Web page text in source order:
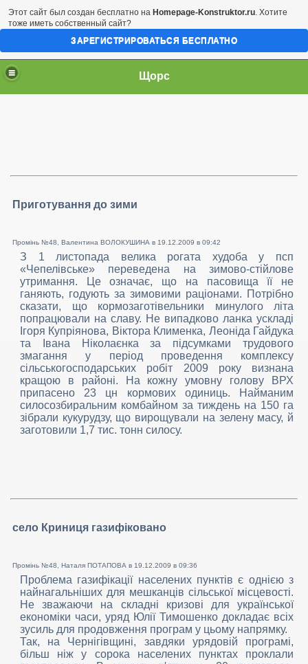
Щорс
Приготування до зими
Промінь №48, Валентина ВОЛОКУШИНА в 19.12.2009 в 09:42
З 1 листопада велика рогата худоба у псп
«Чепелівське» переведена на зимово-стійлове
утримання. Це означає, що на пасовища її не
ганяють, годують за зимовими раціонами. Потрібно
сказати, що кормозаготівельники минулого літа
попрацювали на славу. Не випадково ланка ускладі
Ігоря Купріянова, Віктора Клименка, Леоніда Гайдука
та Івана Ніколаєнка за підсумками трудового
змагання у період проведення комплексу
сільськогосподарських робіт 2009 року визнана
кращою в районі. На кожну умовну голову ВРХ
припасено 23 цн кормових одиниць. Найманим
силосозбиральним комбайном за тиждень на 150 га
зібрали кукурудзу, що вирощували на зелену масу, й
заготовили 1,7 тис. тонн силосу.
село Криниця газифіковано
Промінь №48, Наталя ПОТАПОВА в 19.12.2009 в 09:36
Проблема газифікації населених пунктів є однією з
найнагальніших для мешканців сільської місцевості.
Не зважаючи на складні кризові для української
економіки часи, уряд Юлії Тимошенко докладає всіх
зусиль для продовження програм у цьому напрямку.
Так, на Чернігівщині, завдяки урядовій програмі,
більш ніж у сорока населених пунктах проклали
Этот сайт был создан бесплатно на Homepage-Konstruktor.ru. Хотите
тоже иметь собственный сайт?
ЗАРЕГИСТРИРОВАТЬСЯ БЕСПЛАТНО